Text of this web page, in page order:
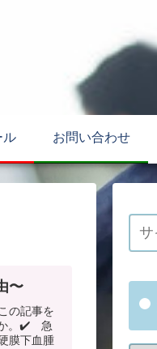
ル お問い合わせ
〜
の記事を
か。✔️ 急
膜下血腫